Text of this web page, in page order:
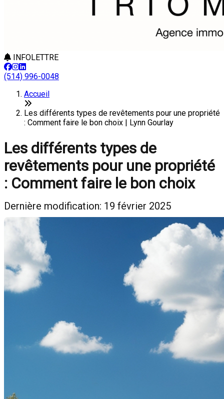
INFOLETTRE
(514) 996-0048
Accueil
Les différents types de revêtements pour une propriété
: Comment faire le bon choix | Lynn Gourlay
Les différents types de
revêtements pour une propriété
: Comment faire le bon choix
Dernière modification: 19 février 2025